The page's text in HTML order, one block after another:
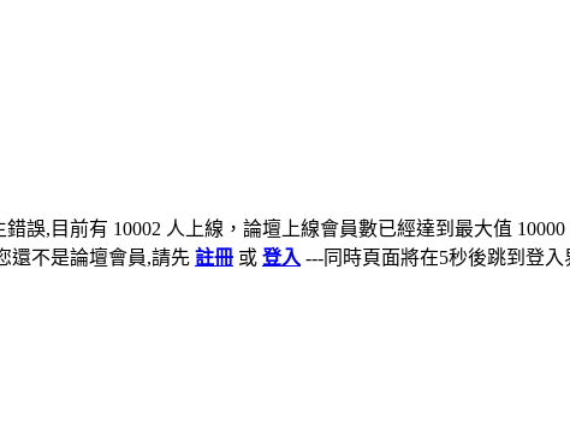
錯誤,目前有 10002 人上線，論壇上線會員數已經達到最大值
還不是論壇會員,請先 註冊 或 登入 ---同時頁面將在5秒後跳到登入